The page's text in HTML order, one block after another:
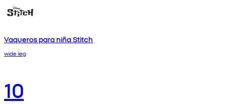
Vaqueros para niña Stitch
wide leg
10